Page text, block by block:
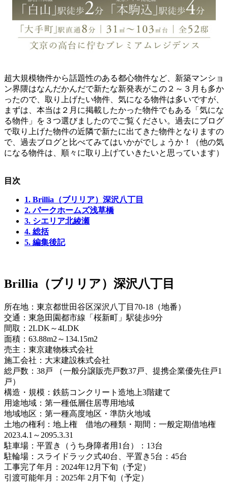
超大規模物件から話題性のある都心物件など、新築マンショ
ン界隈はなんだかんだで新たな新発表がこの２～３月も多か
ったので、取り上げたい物件、気になる物件は多いですが、
まずは、本当は２月に掲載したかった物件でもある「気にな
る物件」を３つ選びましたのでご覧ください。過去にブログ
で取り上げた物件の近隣で新たに出てきた物件となりますの
で、過去ブログと比べてみてはいかがでしょうか！（他の気
になる物件は、順々に取り上げていきたいと思っています）
目次
1. Brillia（ブリリア）深沢八丁目
2.パークホームズ浅草橋
3. シエリア北綾瀬
4. 総括
5. 編集後記
Brillia（ブリリア）深沢八丁目
所在地：東京都世田谷区深沢八丁目70-18（地番）
交通：東急田園都市線「桜新町」駅徒歩9分
間取：2LDK～4LDK
面積：63.88m2～134.15m2
売主：東京建物株式会社
施工会社：大末建設株式会社
総戸数：38戸 （一般分譲販売戸数37戸、提携企業優先住戸1
戸）
構造・規模：鉄筋コンクリート造地上3階建て
用途地域：第一種低層住居専用地域
地域地区：第一種高度地区・準防火地域
土地の権利：地上権 借地の種類・期間：一般定期借地権
2023.4.1～2095.3.31
駐車場：平置き（うち身障者用1台）：13台
駐輪場：スライドラック式40台、平置き5台：45台
工事完了年月：2024年12月下旬（予定）
引渡可能年月：2025年 2月下旬（予定）